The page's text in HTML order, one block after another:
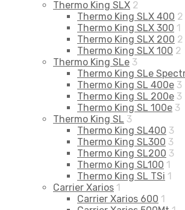
Thermo King SLX 2
Thermo King SLX 400 2
Thermo King SLX 300 1
Thermo King SLX 200 2
Thermo King SLX 100 2
Thermo King SLe 3
Thermo King SLe
Thermo King SL 400e 3
Thermo King SL 200e 3
Thermo King SL 100e 3
Thermo King SL 3
Thermo King SL400 3
Thermo King SL300 3
Thermo King SL200 3
Thermo King SL100 1
Thermo King SL TSi 1
Carrier Xarios 1
Carrier Xarios 600 1